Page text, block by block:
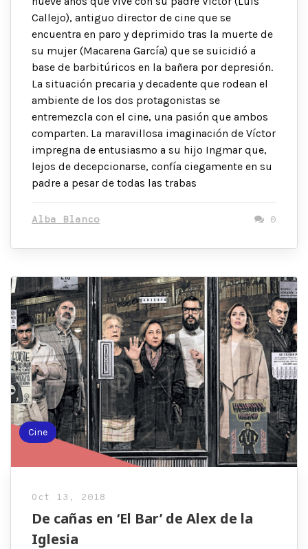
Callejo), antiguo director de cine que se
encuentra en paro y deprimido tras la muerte de
su mujer (Macarena García) que se suicidió a
base de barbitúricos en la bañera por depresión.
La situación precaria y decadente que rodean el
ambiente de los dos protagonistas se
entremezcla con el cine, una pasión que ambos
comparten. La maravillosa imaginación de Víctor
impregna de entusiasmo a su hijo Ingmar que,
lejos de decepcionarse, confía ciegamente en su
padre a pesar de todas las trabas
Alba Blanco 0
Cine
Oct 13, 2018
De cañas en ‘El Bar’ de Alex de la
Iglesia